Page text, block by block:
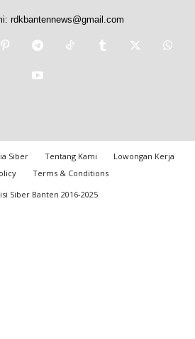
rdkbantennews@gmail.com
Siber Tentang Kami
Lowongan Kerja
Terms & Conditions
Siber Banten 2016-2025